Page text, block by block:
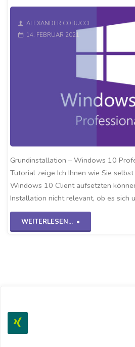
ALEXANDER COBUCCI
14. FEBRUAR 2021
Grundinstallation – Windows 10
Tutorial zeige Ich Ihnen wie Sie
Windows 10 Client aufsetzten
Installation nicht relevant, ob es sich
WEITERLESEN...
"Grundinstallation